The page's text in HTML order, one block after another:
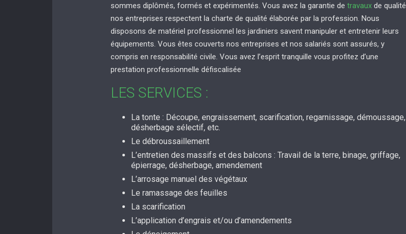
sommes diplômés, formés et expérimentés. Vous avez la garantie de travauxde qualité
nos entreprises respectent la charte de qualité élaborée par la profession. Nous
disposons de matériel professionnel les jardiniers savent manipuler et entretenir leurs
équipements. Vous êtes couverts nos entreprises et nos salariés sont assurés, y
compris en responsabilité civile. Vous avez l’esprit tranquille vous profitez d’une
prestation professionnelle défiscalisée
LES SERVICES :
La tonte : Découpe, engraissement, scarification, regarnissage, démoussage,
désherbage sélectif, etc.
Le débroussaillement
L’entretien des massifs et des balcons : Travail de la terre, binage, griffage,
épierrage, désherbage, amendement
L’arrosage manuel des végétaux
Le ramassage des feuilles
La scarification
L’application d’engrais et/ou d’amendements